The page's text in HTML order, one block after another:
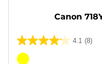
Canon
4.1 (8)
4.1
van
Kleurencartridge